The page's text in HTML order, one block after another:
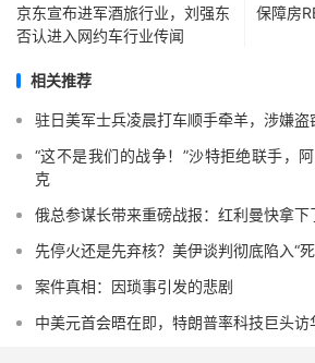
京东宣布进军酒旅行业，刘强东
否认进入网约车行业传闻
保障房
相关推荐
驻日美军士兵凌晨打车顺手牵羊，涉嫌
“这不是我们的战争！”沙特拒绝联手，
克
俄总参谋长带来重磅战报：红利曼快拿下
先停火还是先弃核？美伊谈判彻底陷入“
案件真相：因琐事引发的悲剧
中美元首会晤在即，特朗普率科技巨头访